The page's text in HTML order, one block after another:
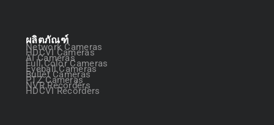
ผลิตภัณฑ์
Network Cameras
HDCVI Cameras
AI Cameras
Full Color Cameras
Eyeball Cameras
Bullet Cameras
PTZ Cameras
NVR Recorders
HDCVI Recorders